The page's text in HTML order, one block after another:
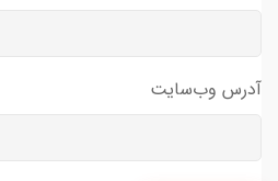
آدرس وب‌سایت